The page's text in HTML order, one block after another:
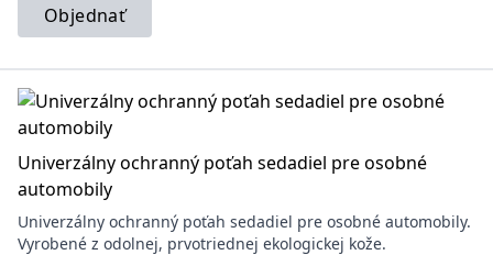
Objednať
Univerzálny ochranný poťah sedadiel pre osobné
automobily
Univerzálny ochranný poťah sedadiel pre osobné automobily.
Vyrobené z odolnej, prvotriednej ekologickej kože.